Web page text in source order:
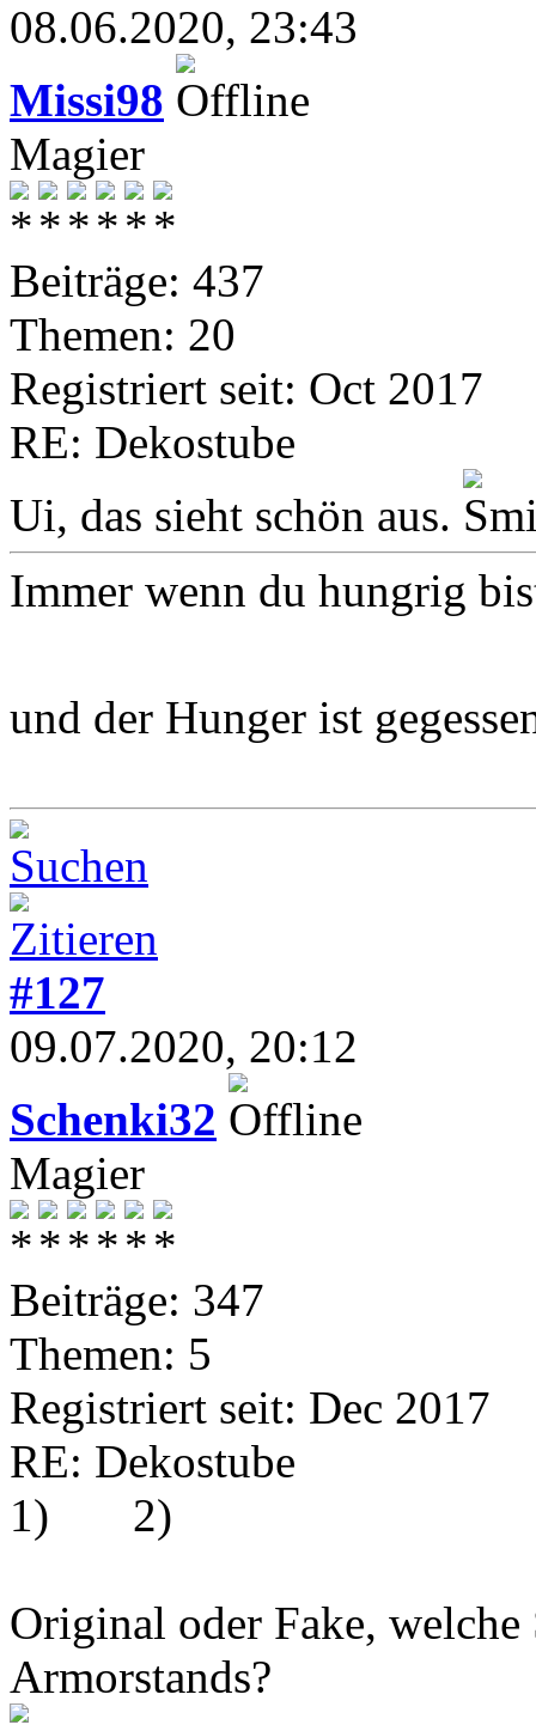
08.06.2020, 23:43
Missi98
Magier
Beiträge: 437
Themen: 20
Registriert seit: Oct 2017
RE: Dekostube
Ui, das sieht schön aus.
Immer wenn du hungrig
und der Hunger ist
#127
09.07.2020, 20:12
Schenki32
Magier
Beiträge: 347
Themen: 5
Registriert seit: Dec 2017
RE: Dekostube
1)
2)
Original oder Fake, welche
Armorstands?